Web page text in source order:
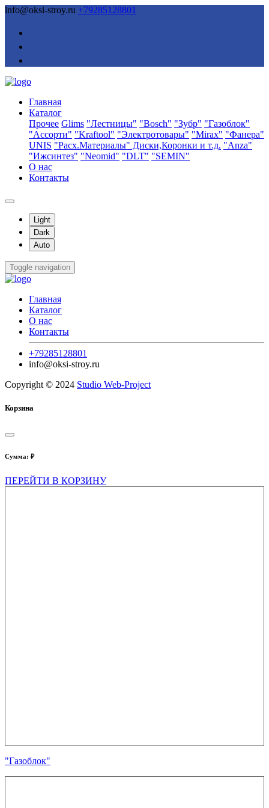
info@oksi-stroy.ru +79285128801
Главная
Каталог
Прочее Glims "Лестницы" "Bosch" "Зубр" "Газоблок"
"Ассорти" "Kraftool" "Электротовары" "Mirax" "Фанера"
UNIS "Расх.Материалы" Диски,Коронки и т.д. "Anza"
"Ижсинтез" "Neomid" "DLT" "SEMIN"
О нас
Контакты
Light
Dark
Auto
Toggle navigation
Главная
Каталог
О нас
Контакты
+79285128801
info@oksi-stroy.ru
Copyright © 2024 Studio Web-Project
Корзина
Сумма: ₽
ПЕРЕЙТИ В КОРЗИНУ
"Газоблок"